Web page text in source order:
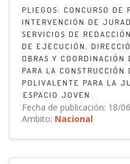
PLIEGOS: CONCURSO DE
INTERVENCIÓN DE
SERVICIOS DE
DE EJECUCIÓN,
OBRAS Y COORDINACIÓN
PARA LA CONSTRUCCIÓN
POLIVALENTE PARA LA
ESPACIO JOVEN.
Fecha de publicación: 18/
Ambito: Nacional